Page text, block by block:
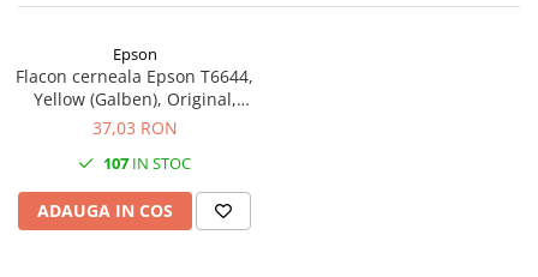
Accesorii imprimante
Accesorii multifunctionale
Piese schimb
Plottere
Consumabile imprimanta
Epson
Flacon cerneala Epson T6644,
Yellow (Galben), Original,
70ml
37,03 RON
107 IN STOC
ADAUGA IN COS